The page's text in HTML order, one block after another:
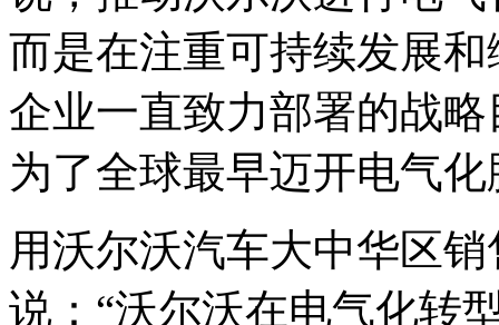
而是在注重可持续发展
企业一直致力部署的战
为了全球最早迈开电气
用沃尔沃汽车大中华区
说：“沃尔沃在电气化转